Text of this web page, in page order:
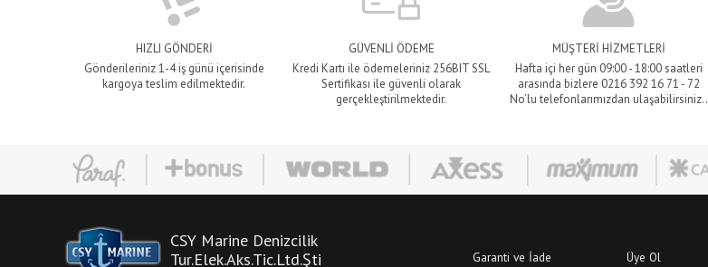
HIZLI GÖNDERİ
Gönderileriniz 1-4 iş günü içerisinde
kargoya teslim edilmektedir.
GÜVENLİ ÖDEME
Kredi Kartı ile ödemeleriniz 256BIT SSL
Sertifikası ile güvenli olarak
gerçekleştirilmektedir.
MÜŞTERİ HİZMETLERİ
Hafta içi her gün 09:00 - 18:00 saatleri
arasında bizlere 0216 392 16 71 - 72
No’lu telefonlarımızdan ulaşabilirsiniz..
CSY Marine Denizcilik
Tur.Elek.Aks.Tic.Ltd.Şti
Garanti ve İade
Üye Ol